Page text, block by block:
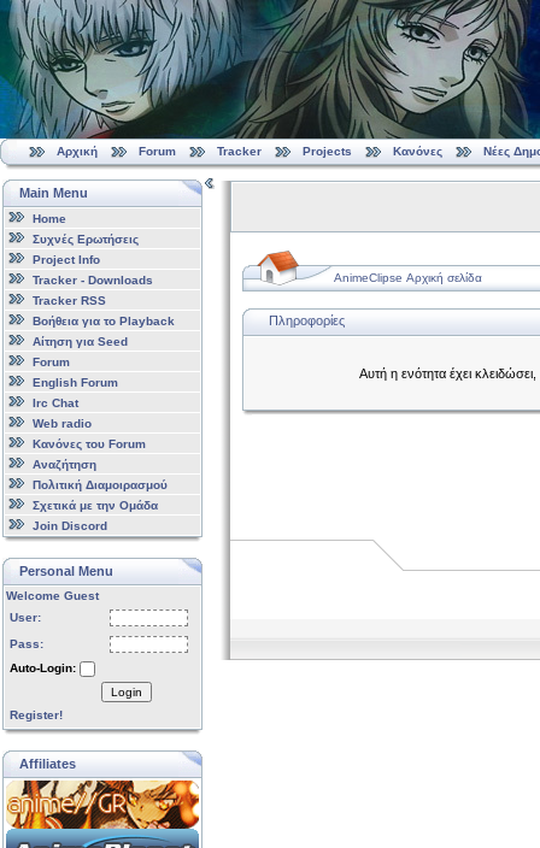
Αρχική Forum Tracker Projects Κανόνες Νέες
Main Menu
Home
Συχνές Ερωτήσεις
Project Info
Tracker - Downloads
Tracker RSS
Βοήθεια για το Playback
Αίτηση για Seed
Forum
English Forum
Irc Chat
Web radio
Κανόνες του Forum
Αναζήτηση
Πολιτική Διαμοιρασμού
Σχετικά με την Ομάδα
Join Discord
Personal Menu
Welcome Guest
User:
Pass:
Auto-Login:
Login
Register!
Affiliates
AnimeClipse Αρχική σελίδα
Πληροφορίες
Αυτή η ενότητα έχει